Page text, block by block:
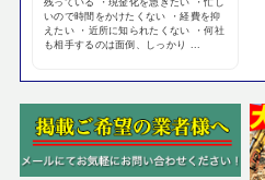
いので時間をかけたくない ・経費を抑
えたい ・近所に知られたくない ・何社
も相手するのは面倒、しっかり ...